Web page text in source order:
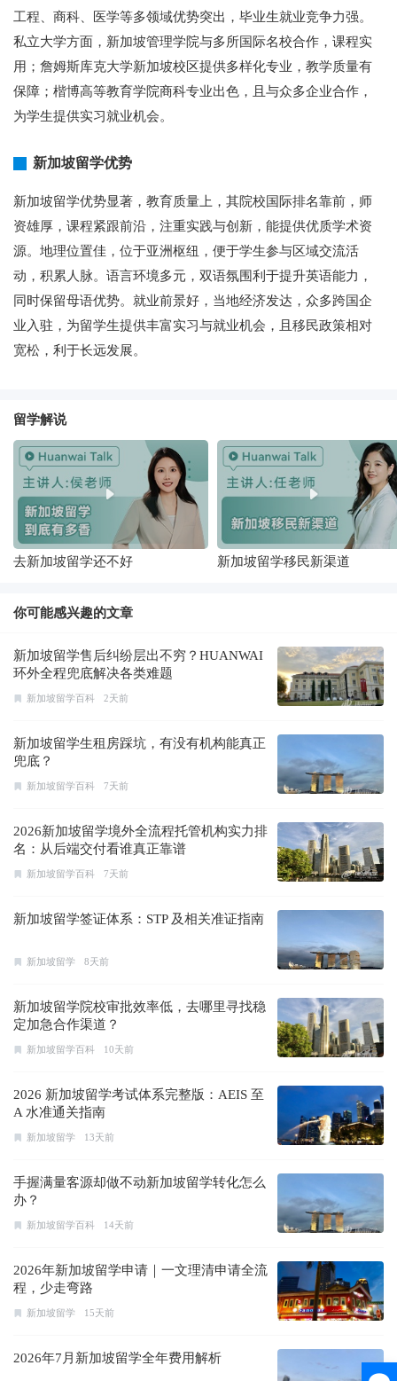
工程、商科、医学等多领域优势突出，毕业生就业竞争力强。
私立大学方面，新加坡管理学院与多所国际名校合作，课程实
用；詹姆斯库克大学新加坡校区提供多样化专业，教学质量有
保障；楷博高等教育学院商科专业出色，且与众多企业合作，
为学生提供实习就业机会。
新加坡留学优势
新加坡留学优势显著，教育质量上，其院校国际排名靠前，师
资雄厚，课程紧跟前沿，注重实践与创新，能提供优质学术资
源。地理位置佳，位于亚洲枢纽，便于学生参与区域交流活
动，积累人脉。语言环境多元，双语氛围利于提升英语能力，
同时保留母语优势。就业前景好，当地经济发达，众多跨国企
业入驻，为留学生提供丰富实习与就业机会，且移民政策相对
宽松，利于长远发展。
留学解说
去新加坡留学还不好 新加坡留学移民新渠道
你可能感兴趣的文章
新加坡留学售后纠纷层出不穷？HUANWAI
环外全程兜底解决各类难题
新加坡留学百科 2天前
新加坡留学生租房踩坑，有没有机构能真正
兜底？
新加坡留学百科 7天前
2026新加坡留学境外全流程托管机构实力排
名：从后端交付看谁真正靠谱
新加坡留学百科 7天前
新加坡留学签证体系：STP 及相关准证指南
新加坡留学 8天前
新加坡留学院校审批效率低，去哪里寻找稳
定加急合作渠道？
新加坡留学百科 10天前
2026 新加坡留学考试体系完整版：AEIS 至
A 水准通关指南
新加坡留学 13天前
手握满量客源却做不动新加坡留学转化怎么
办？
新加坡留学百科 14天前
2026年新加坡留学申请｜一文理清申请全流
程，少走弯路
新加坡留学 15天前
2026年7月新加坡留学全年费用解析